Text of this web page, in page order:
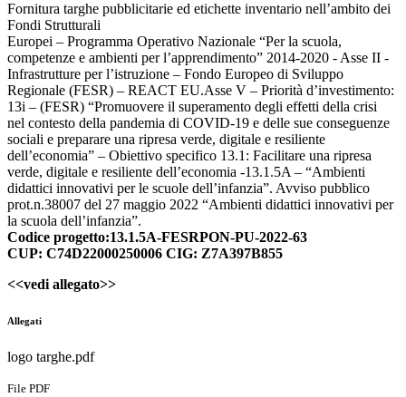
Fornitura targhe pubblicitarie ed etichette inventario nell’ambito dei
Fondi Strutturali
Europei – Programma Operativo Nazionale “Per la scuola,
competenze e ambienti per l’apprendimento” 2014-2020 - Asse II -
Infrastrutture per l’istruzione – Fondo Europeo di Sviluppo
Regionale (FESR) – REACT EU.Asse V – Priorità d’investimento:
13i – (FESR) “Promuovere il superamento degli effetti della crisi
nel contesto della pandemia di COVID-19 e delle sue conseguenze
sociali e preparare una ripresa verde, digitale e resiliente
dell’economia” – Obiettivo specifico 13.1: Facilitare una ripresa
verde, digitale e resiliente dell’economia -13.1.5A – “Ambienti
didattici innovativi per le scuole dell’infanzia”. Avviso pubblico
prot.n.38007 del 27 maggio 2022 “Ambienti didattici innovativi per
la scuola dell’infanzia”.
Codice progetto:13.1.5A-FESRPON-PU-2022-63
CUP: C74D22000250006 CIG: Z7A397B855
<<vedi allegato>>
Allegati
logo targhe.pdf
File PDF